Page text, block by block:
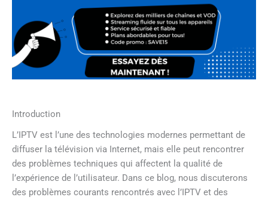
Introduction
L’IPTV est l’une des technologies modernes permettant de
diffuser la télévision via Internet, mais elle peut rencontrer
des problèmes techniques qui affectent la qualité de
l’expérience de l’utilisateur. Dans ce blog, nous discuterons
des problèmes courants rencontrés avec l’IPTV et des